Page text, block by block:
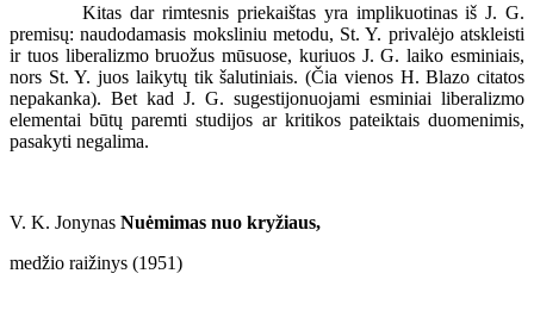
Kitas dar rimtesnis priekaištas yra implikuotinas iš J. G.
premisų: naudodamasis moksliniu metodu, St. Y. privalėjo atskleisti
ir tuos liberalizmo bruožus mūsuose, kuriuos J. G. laiko esminiais,
nors St. Y. juos laikytų tik šalutiniais. (Čia vienos H. Blazo citatos
nepakanka). Bet kad J. G. sugestijonuojami esminiai liberalizmo
elementai būtų paremti studijos ar kritikos pateiktais duomenimis,
pasakyti negalima.
V. K. Jonynas Nuėmimas nuo kryžiaus,
medžio raižinys (1951)